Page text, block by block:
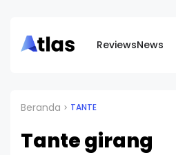
ReviewsNews
Beranda TANTE
Tante girang